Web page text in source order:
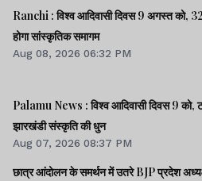
Ranchi : विश्व आदिवासी दिवस 9 अगस्त को,
होगा सांस्कृतिक समागम
Aug 08, 2026 06:32 PM
Palamu News : विश्व आदिवासी दिवस 9 को,
झारखंडी संस्कृति की धुन
Aug 07, 2026 08:37 PM
छात्र आंदोलन के समर्थन में उतरे BJP प्रदेश